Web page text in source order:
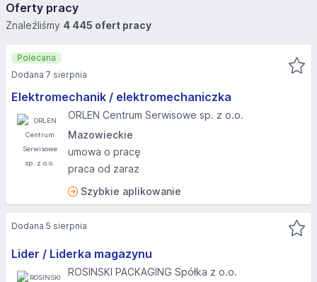
Oferty pracy
Znaleźliśmy 4 445 ofert pracy
Elektromechanik / elektromechaniczka
ORLEN Centrum Serwisowe sp. z o.o.
Mazowieckie
umowa o pracę
praca od zaraz
Szybkie aplikowanie
Polecana
Dodana 7 sierpnia
Lider / Liderka magazynu
ROSINSKI PACKAGING Spółka z o.o.
Dodana 5 sierpnia